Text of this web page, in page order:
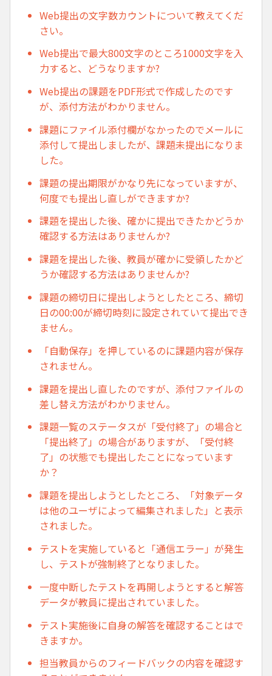
Web提出の文字数カウントについて教えてくだ
さい。
Web提出で最大800文字のところ1000文字を入
力すると、どうなりますか?
Web提出の課題をPDF形式で作成したのです
が、添付方法がわかりません。
課題にファイル添付欄がなかったのでメールに
添付して提出しましたが、課題未提出になりま
した。
課題の提出期限がかなり先になっていますが、
何度でも提出し直しができますか?
課題を提出した後、確かに提出できたかどうか
確認する方法はありませんか?
課題を提出した後、教員が確かに受領したかど
うか確認する方法はありませんか?
課題の締切日に提出しようとしたところ、締切
日の00:00が締切時刻に設定されていて提出でき
ません。
「自動保存」を押しているのに課題内容が保存
されません。
課題を提出し直したのですが、添付ファイルの
差し替え方法がわかりません。
課題一覧のステータスが「受付終了」の場合と
「提出終了」の場合がありますが、「受付終
了」の状態でも提出したことになっています
か？
課題を提出しようとしたところ、「対象データ
は他のユーザによって編集されました」と表示
されました。
テストを実施していると「通信エラー」が発生
し、テストが強制終了となりました。
一度中断したテストを再開しようとすると解答
データが教員に提出されていました。
テスト実施後に自身の解答を確認することはで
きますか。
担当教員からのフィードバックの内容を確認す